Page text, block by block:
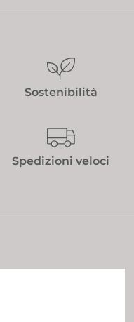
Sostenibilità
Spedizioni veloci